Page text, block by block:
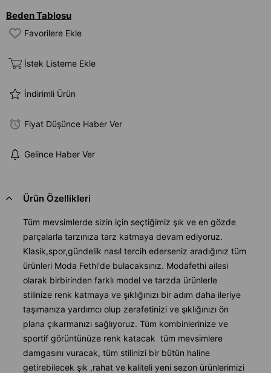
Beden Tablosu
Favorilere Ekle
İstek Listeme Ekle
İndirimli Ürün
Fiyat Düşünce Haber Ver
Gelince Haber Ver
Ürün Özellikleri
Tüm mevsimlerde sizin için seçtiğimiz şık ve en gözde
parçalarla tarzınıza tarz katmaya devam ediyoruz.
Klasik,spor,gündelik nasıl tercih ederseniz aradığınız tüm
ürünleri Moda Fethi'de bulacaksınız. Modafethi ailesi
olarak birbirinden farklı model ve tarzda ürünlerle
stilinize renk katmaya ve şıklığınızı bir adım daha ileriye
taşımanıza yardımcı olup zerafetinizi ve şıklığınızı ön
plana çıkarmanızı sağlıyoruz. Tüm kombinlerinize ve
sportif görüntünüze renk katacak tüm mevsimlere
damgasını vuracak, tüm stilinizi bir bütün haline
getirebilecek şık ,rahat ve kaliteli yeni sezon ürünlerimizi